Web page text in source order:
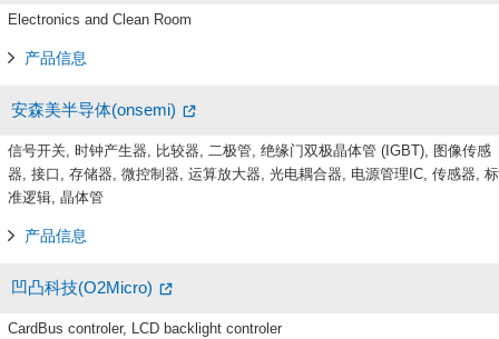
Electronics and Clean Room
产品信息
安森美半导体(onsemi)
信号开关, 时钟产生器, 比较器, 二极管, 绝缘门双极晶体管 (IGBT), 图像传感
器, 接口, 存储器, 微控制器, 运算放大器, 光电耦合器, 电源管理IC, 传感器, 标
准逻辑, 晶体管
产品信息
凹凸科技(O2Micro)
CardBus controler, LCD backlight controler